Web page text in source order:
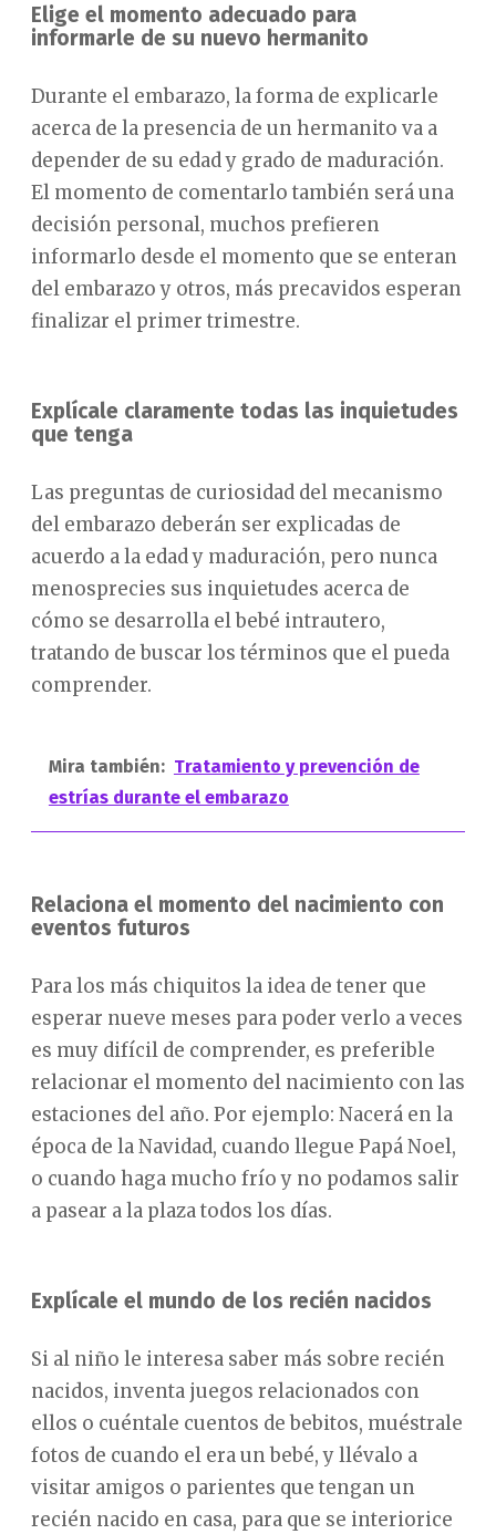
Elige el momento adecuado para
informarle de su nuevo hermanito
Durante el embarazo, la forma de explicarle
acerca de la presencia de un hermanito va a
depender de su edad y grado de maduración.
El momento de comentarlo también será una
decisión personal, muchos prefieren
informarlo desde el momento que se enteran
del embarazo y otros, más precavidos esperan
finalizar el primer trimestre.
Explícale claramente todas las inquietudes
que tenga
Las preguntas de curiosidad del mecanismo
del embarazo deberán ser explicadas de
acuerdo a la edad y maduración, pero nunca
menosprecies sus inquietudes acerca de
cómo se desarrolla el bebé intrautero,
tratando de buscar los términos que el pueda
comprender.
Mira también: Tratamiento y prevención de
estrías durante el embarazo
Relaciona el momento del nacimiento con
eventos futuros
Para los más chiquitos la idea de tener que
esperar nueve meses para poder verlo a veces
es muy difícil de comprender, es preferible
relacionar el momento del nacimiento con las
estaciones del año. Por ejemplo: Nacerá en la
época de la Navidad, cuando llegue Papá Noel,
o cuando haga mucho frío y no podamos salir
a pasear a la plaza todos los días.
Explícale el mundo de los recién nacidos
Si al niño le interesa saber más sobre recién
nacidos, inventa juegos relacionados con
ellos o cuéntale cuentos de bebitos, muéstrale
fotos de cuando el era un bebé, y llévalo a
visitar amigos o parientes que tengan un
recién nacido en casa, para que se interiorice